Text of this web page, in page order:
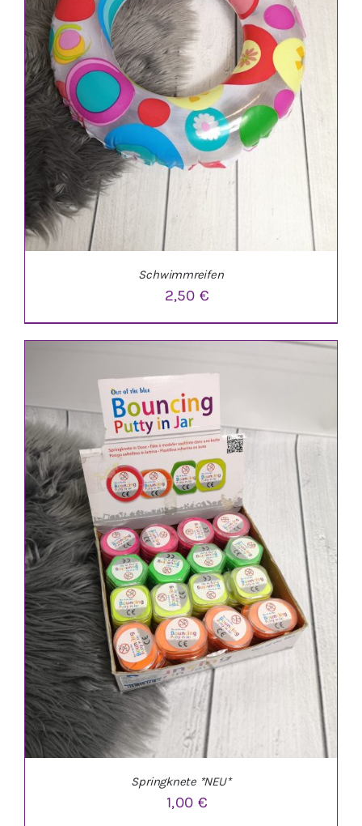
IN DEN WARENKORB / DETAILS
Schwimmreifen
2,50€
Springknete *NEU*
1,00 €